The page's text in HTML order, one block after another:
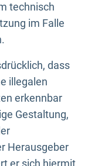
technisch
im Falle
dass
illegalen
erkennbar
Gestaltung,
Herausgeber
er sich hiermit